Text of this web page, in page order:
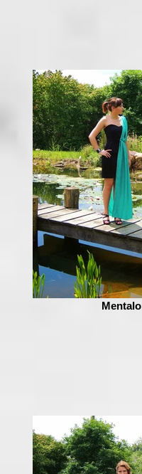
Mentalo